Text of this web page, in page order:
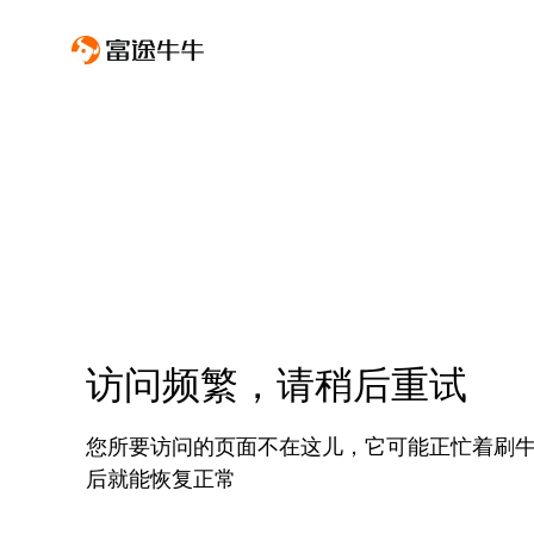
访问频繁，请稍后重试
您所要访问的页面不在这儿，它可能正忙着刷
后就能恢复正常